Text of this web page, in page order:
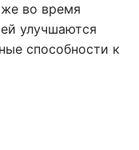
во время
улучшаются
способности к